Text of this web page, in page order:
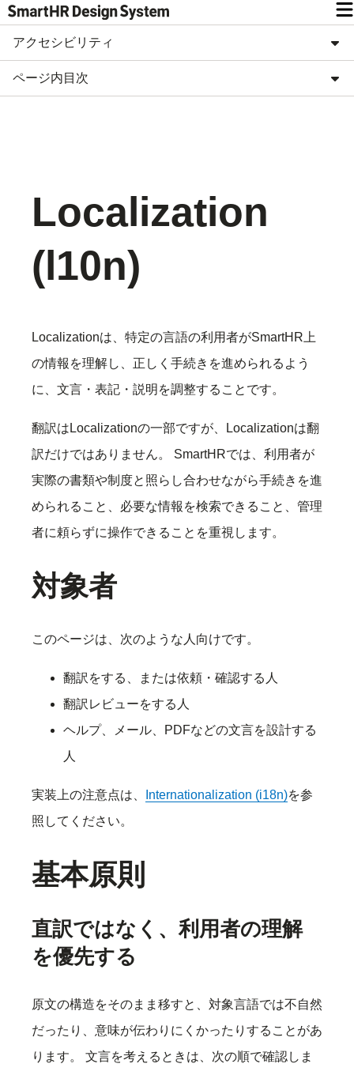
アクセシビリティ
ページ内目次
Localization
(l10n)
Localizationは、特定の言語の利用者がSmartHR上
の情報を理解し、正しく手続きを進められるよう
に、文言・表記・説明を調整することです。
翻訳はLocalizationの一部ですが、Localizationは翻
訳だけではありません。 SmartHRでは、利用者が
実際の書類や制度と照らし合わせながら手続きを進
められること、必要な情報を検索できること、管理
者に頼らずに操作できることを重視します。
対象者
このページは、次のような人向けです。
翻訳をする、または依頼・確認する人
翻訳レビューをする人
ヘルプ、メール、PDFなどの文言を設計する
人
実装上の注意点は、 Internationalization (i18n)を参
照してください。
基本原則
直訳ではなく、利用者の理解
を優先する
原文の構造をそのまま移すと、対象言語では不自然
だったり、意味が伝わりにくかったりすることがあ
ります。 文言を考えるときは、次の順で確認しま